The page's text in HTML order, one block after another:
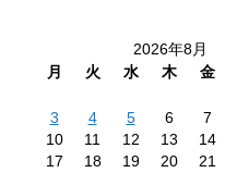
2026年8月
月
火 水 木 金
3
4 5 6 7
10
11 12 13 14
17
18 19 20 21